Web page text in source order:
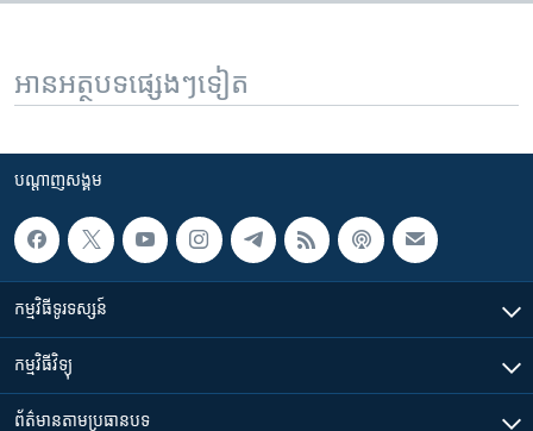
អានអត្ថបទផ្សេងៗទៀត
បណ្តាញ​សង្គម
កម្មវិធី​ទូរទស្សន៍
កម្មវិធី​វិទ្យុ
ព័ត៌មាន​តាមប្រធានបទ​